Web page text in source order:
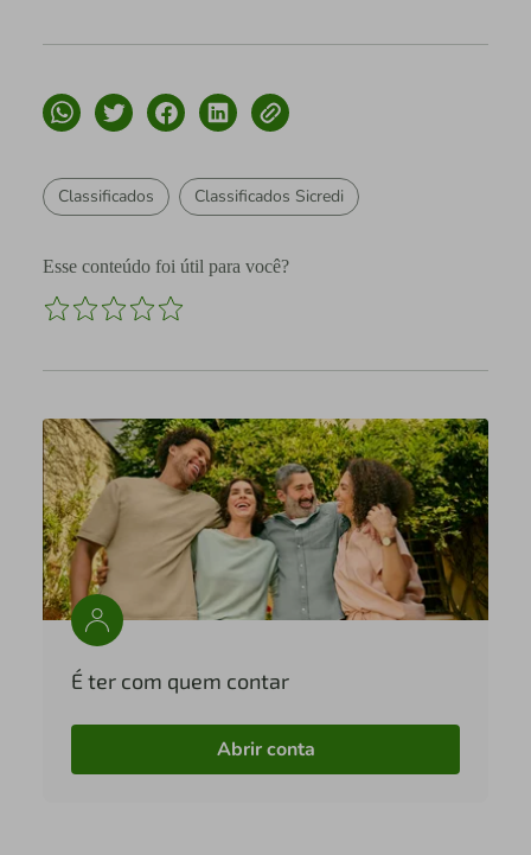
Classificados Classificados Sicredi
Esse conteúdo foi útil para você?
É ter com quem contar
Abrir conta